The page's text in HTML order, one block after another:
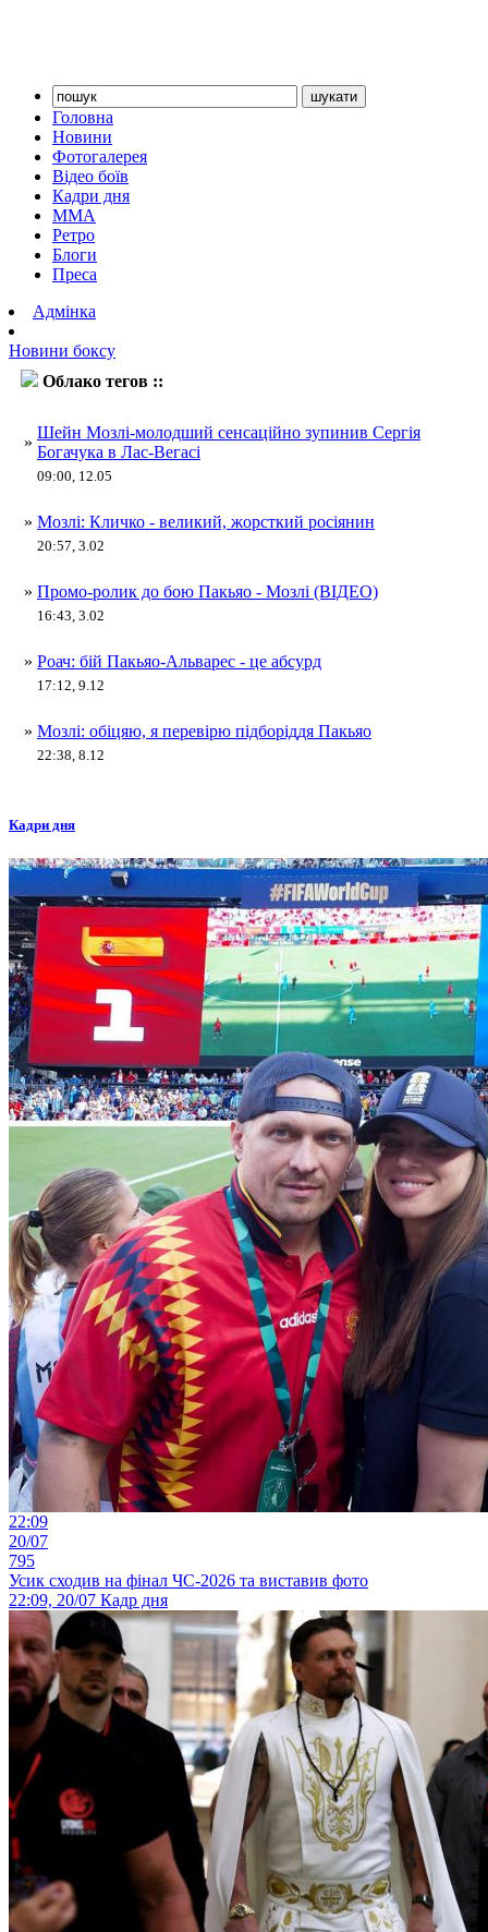
Головна
Новини
Фотогалерея
Відео боїв
Кадри дня
ММА
Ретро
Блоги
Преса
Адмінка
Новини боксу
Облако тегов ::
»
Шейн Мозлі-молодший сенсаційно зупинив Сергія
Богачука в Лас-Вегасі
09:00, 12.05
» Мозлі: Кличко - великий, жорсткий росіянин
20:57, 3.02
» Промо-ролик до бою Пакьяо - Мозлі (ВІДЕО)
16:43, 3.02
» Роач: бій Пакьяо-Альварес - це абсурд
17:12, 9.12
» Мозлі: обіцяю, я перевірю підборіддя Пакьяо
22:38, 8.12
Кадри дня
22:09
20/07
795
Усик сходив на фінал ЧС-2026 та виставив фото
22:09, 20/07 Кадр дня